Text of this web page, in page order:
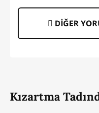
DİĞER
Kızartma